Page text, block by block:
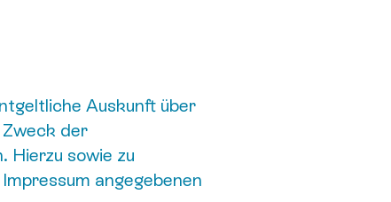
Auskunft über
der
Hierzu sowie zu
angegebenen